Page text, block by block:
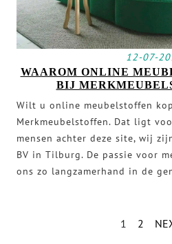
12-07-
WAAROM ONLINE
BIJ
Wilt u online meubelstoffen
Merkmeubelstoffen. Dat ligt
mensen achter deze site, wij
BV in Tilburg. De passie voor
ons zo langzamerhand in de
1 2